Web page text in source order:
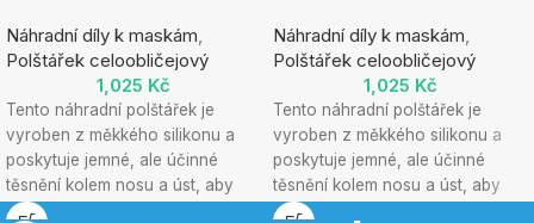
Náhradní díly k maskám,
Polštářek celoobličejový
1,025 Kč
Tento náhradní polštářek je
vyroben z měkkého silikonu a
poskytuje jemné, ale účinné
těsnění kolem nosu a úst, aby
byla zajištěna optimální účinnost
Náhradní díly k maskám,
Polštářek celoobličejový
1,025 Kč
Tento náhradní polštářek je
vyroben z měkkého silikonu a
poskytuje jemné, ale účinné
těsnění kolem nosu a úst, aby
byla zajištěna optimální účinnost